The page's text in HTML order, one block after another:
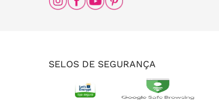
SELOS DE SEGURANÇA